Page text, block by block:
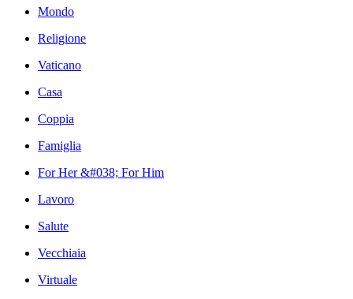
Mondo
Religione
Vaticano
Casa
Coppia
Famiglia
For Her &#038; For Him
Lavoro
Salute
Vecchiaia
Virtuale